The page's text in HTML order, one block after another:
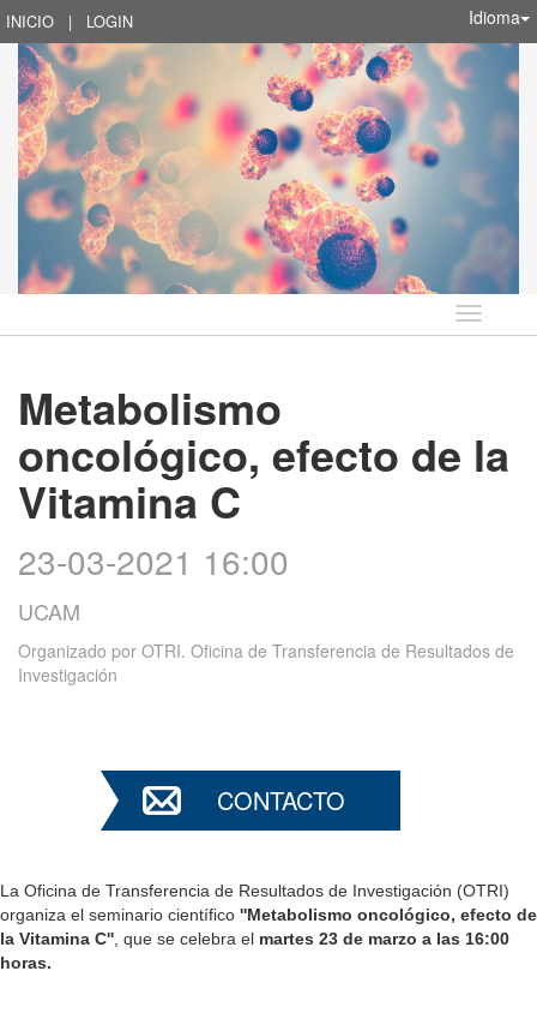
INICIO | LOGIN Idioma
Idioma
Metabolismo
oncológico, efecto de la
Vitamina C
23-03-2021 16:00
UCAM
Organizado por OTRI. Oficina de Transferencia de Resultados de
Investigación
CONTACTO
La Oficina de Transferencia de Resultados de Investigación (OTRI)
organiza el seminario científico ''Metabolismo oncológico, efecto de
la Vitamina C'' , que se celebra el martes 23 de marzo a las 16:00
horas.